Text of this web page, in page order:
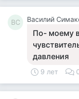
ВС Василий
По- моему
давления
9 лет